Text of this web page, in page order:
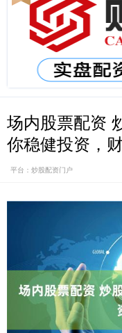
场内股票配资
你稳健投资，
平台：炒股配资门户